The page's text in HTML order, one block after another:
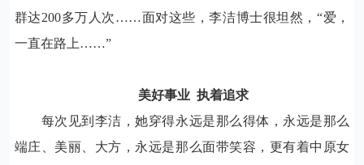
群达200多万人次……面对这些，李洁博士很坦然，“爱，
一直在路上……”
美好事业 执着追求
每次见到李洁，她穿得永远是那么得体，永远是那么
端庄、美丽、大方，永远是那么面带笑容，更有着中原女